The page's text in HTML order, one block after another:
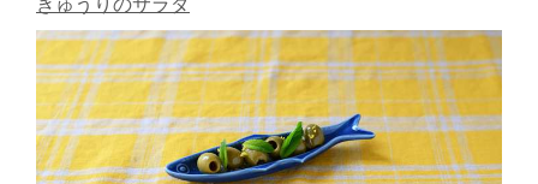
きゅうりのサラダ